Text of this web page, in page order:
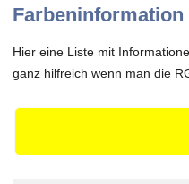
Farbeninformation
Hier eine Liste mit
ganz hilfreich wenn man die